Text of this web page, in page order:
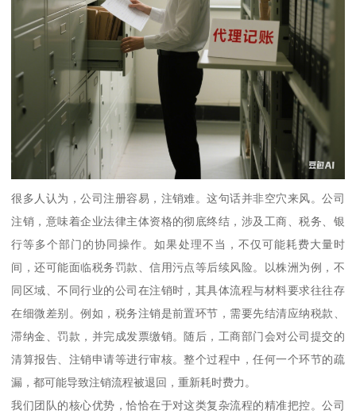
很多人认为，公司注册容易，注销难。这句话并非空穴来风。公司
注销，意味着企业法律主体资格的彻底终结，涉及工商、税务、银
行等多个部门的协同操作。如果处理不当，不仅可能耗费大量时
间，还可能面临税务罚款、信用污点等后续风险。以株洲为例，不
同区域、不同行业的公司在注销时，其具体流程与材料要求往往存
在细微差别。例如，税务注销是前置环节，需要先结清应纳税款、
滞纳金、罚款，并完成发票缴销。随后，工商部门会对公司提交的
清算报告、注销申请等进行审核。整个过程中，任何一个环节的疏
漏，都可能导致注销流程被退回，重新耗时费力。
我们团队的核心优势，恰恰在于对这类复杂流程的精准把控。公司